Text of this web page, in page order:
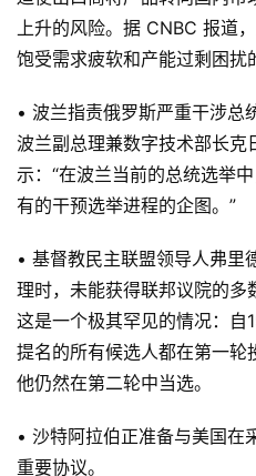
上升的风险。据 CNBC 报道
饱受需求疲软和产能过剩困扰
• 波兰指责俄罗斯严重干涉总
波兰副总理兼数字技术部长克
示：“在波兰当前的总统选举
有的干预选举进程的企图。”
• 基督教民主联盟领导人弗里
理时，未能获得联邦议院的多
这是一个极其罕见的情况：
提名的所有候选人都在第一轮
他仍然在第二轮中当选。
• 沙特阿拉伯正准备与美国在
重要协议。